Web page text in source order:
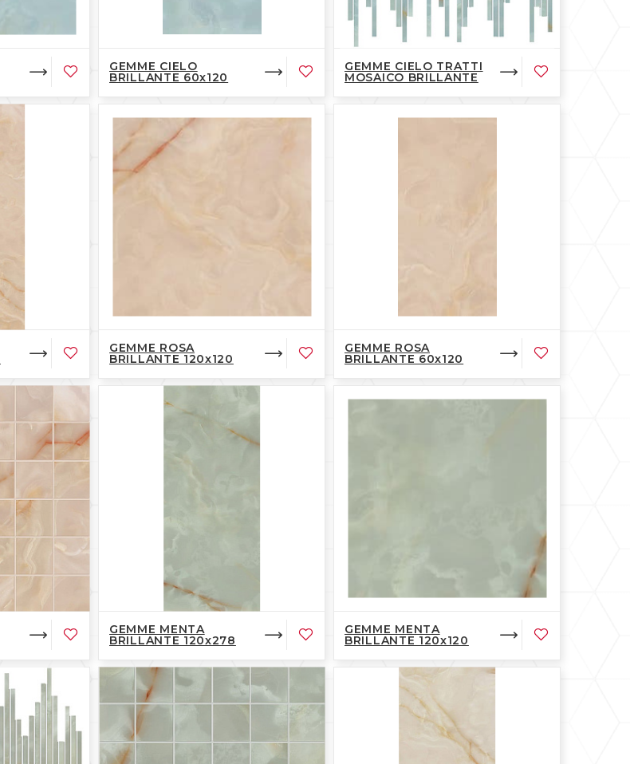
GEMME CIELO
BRILLANTE 60x120
GEMME CIELO TRATTI
MOSAICO BRILLANTE
GEMME ROSA
BRILLANTE 120x120
GEMME ROSA
BRILLANTE 60x120
GEMME MENTA
BRILLANTE 120x278
GEMME MENTA
BRILLANTE 120x120